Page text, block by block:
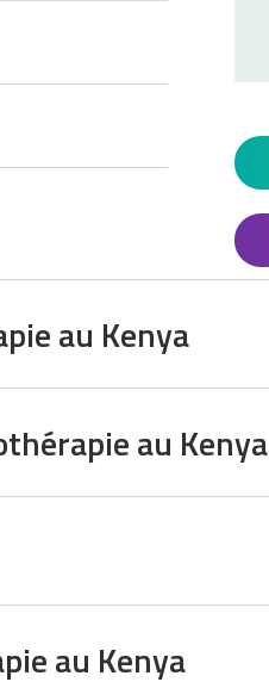
au Kenya
au Kenya
au Kenya